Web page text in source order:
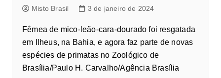
Misto Brasil 3 de janeiro de 2024
Fêmea de mico-leão-cara-dourado foi resgatada
em Ilheus, na Bahia, e agora faz parte de novas
espécies de primatas no Zoológico de
Brasília/Paulo H. Carvalho/Agência Brasília